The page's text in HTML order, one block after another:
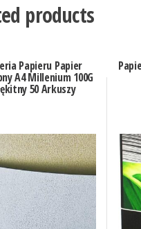
products
Papieru Papier
A4 Millenium 100G
50 Arkuszy